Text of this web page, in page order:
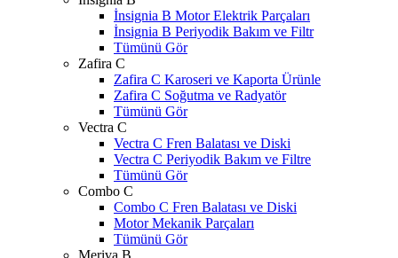
İnsignia B Motor Elektrik Parçaları
İnsignia B Periyodik Bakım ve Filtr
Tümünü Gör
Zafira C
Zafira C Karoseri ve Kaporta Ürünle
Zafira C Soğutma ve Radyatör
Tümünü Gör
Vectra C
Vectra C Fren Balatası ve Diski
Vectra C Periyodik Bakım ve Filtre
Tümünü Gör
Combo C
Combo C Fren Balatası ve Diski
Motor Mekanik Parçaları
Tümünü Gör
Meriva B